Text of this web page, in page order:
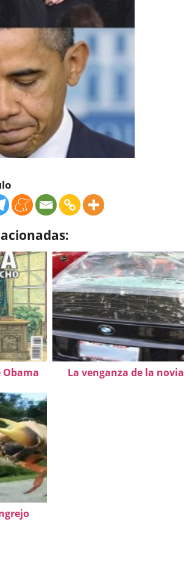
Obama La venganza de la novia